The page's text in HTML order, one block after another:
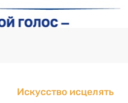
Искусство исцелять